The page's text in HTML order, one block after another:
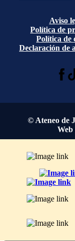
Aviso
Política de
Política de
Declaración de
© Ateneo de